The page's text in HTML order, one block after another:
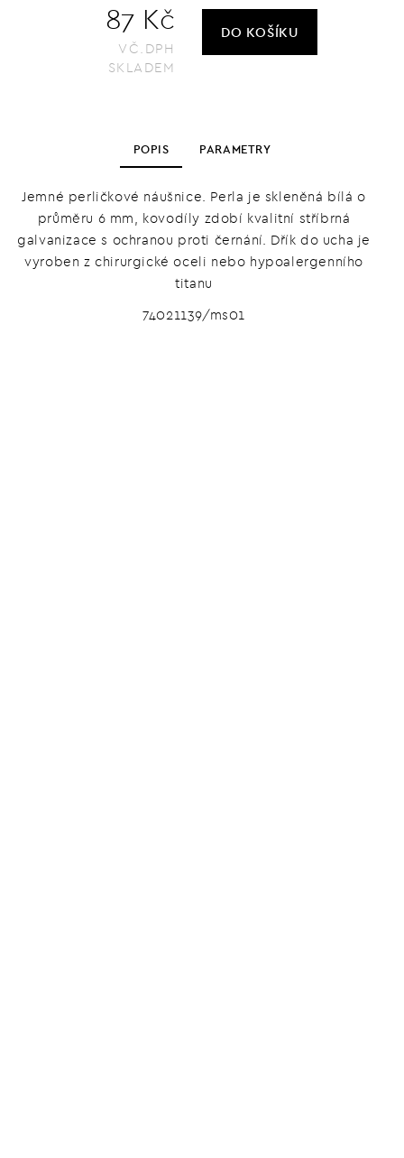
87 Kč
VČ.DPH
SKLADEM
DO KOŠÍKU
POPIS PARAMETRY
Jemné perličkové náušnice. Perla je skleněná bílá o
průměru 6 mm, kovodíly zdobí kvalitní stříbrná
galvanizace s ochranou proti černání. Dřík do ucha je
vyroben z chirurgické oceli nebo hypoalergenního
titanu
74021139/ms01